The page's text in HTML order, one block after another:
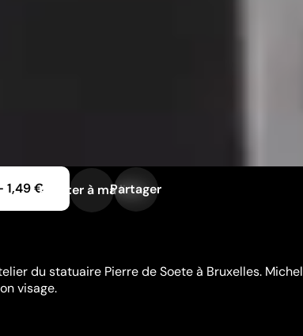
1,49 €Ajouter à ma liste
Partager
du statuaire Pierre de Soete à Bruxelles. Michel
visage.